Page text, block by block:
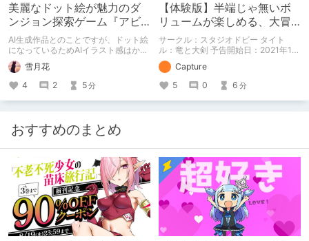
美麗なドット絵が魅力のダ
ンジョン探索ゲーム『アビ
スゲイト』体験版をプレイ
AI生成作品とのことですが、ドット絵
になっているためAIイラスト感はかな
り抑え気味ですね。
雪月花
4
2 5分
【体験版】半端じゃ無いボ
リュームが楽しめる、大冒
険ファンタジー！【行動記
録】
サークル：スタジオドビー タイト
ル：竜と大剣 予告開始日：2021年12
月11日 作品販売日：- 予告作品の体験
版の内容を中心に紹介しているまとめ
記事です。 体験版の「ネタバレ」を
含んだ内容をまとめているので、苦手
な方は注意して下さい。
Capture
5
0 6 分
おすすめのまとめ